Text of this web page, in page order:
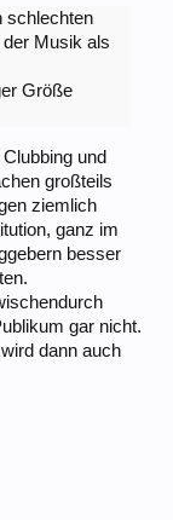
schlechten
Musik als
Größe
und
großteils
ziemlich
ganz im
besser
gar nicht.
dann auch